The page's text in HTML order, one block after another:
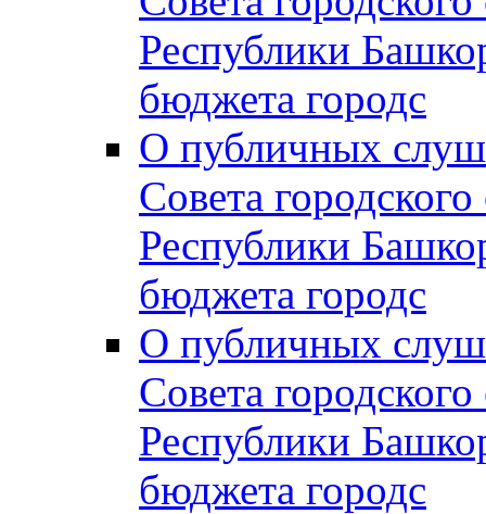
Республики
бюджета городс
О публичных
Совета
Республики
бюджета городс
О публичных
Совета
Республики
бюджета городс